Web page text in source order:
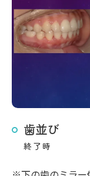
歯並び
終了時